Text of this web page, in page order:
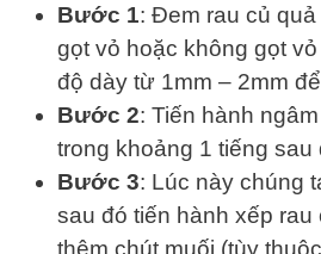
Bước 1: Đem rau củ
gọt vỏ hoặc không gọt
độ dày từ 1mm – 2mm
Bước 2: Tiến hành
trong khoảng 1 tiếng
Bước 3: Lúc này chúng
sau đó tiến hành xếp
thêm chút muối (tùy